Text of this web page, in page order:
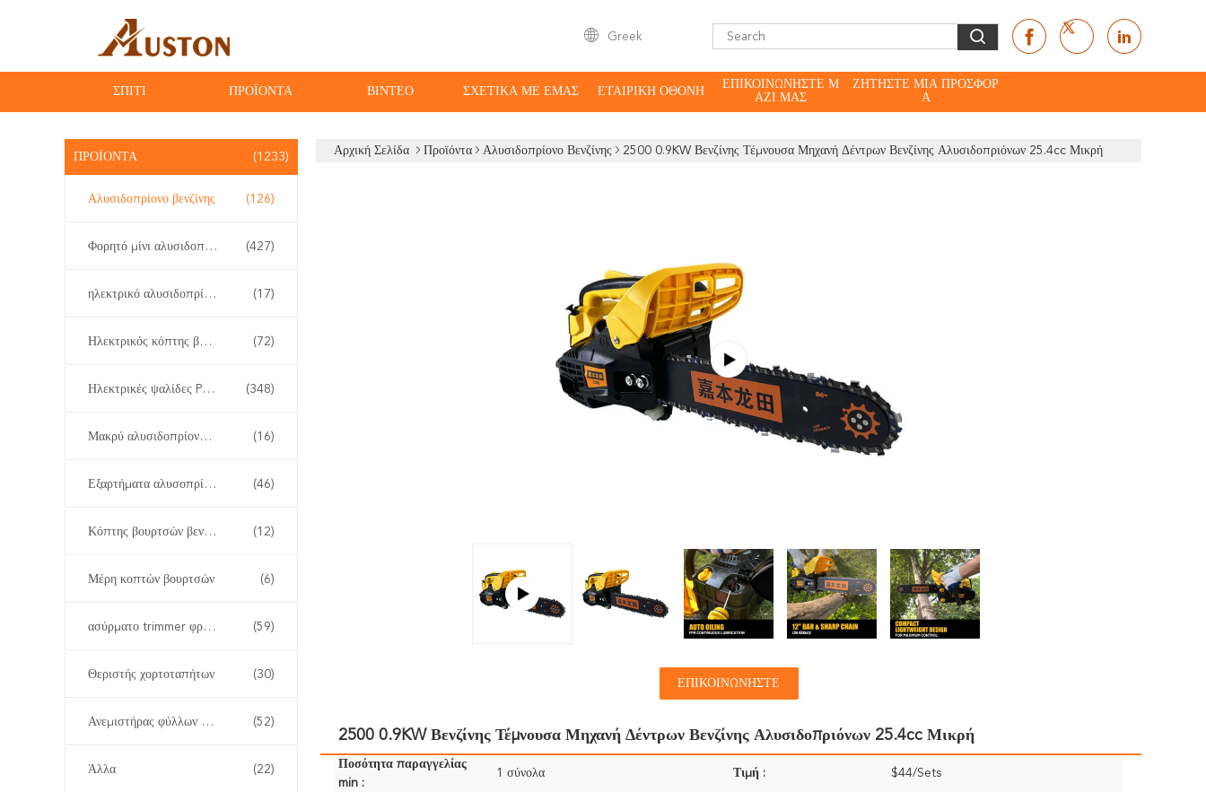
Greek
ΣΠΊΤΙ ΠΡΟΪΌΝΤΑ ΒΊΝΤΕΟ ΣΧΕΤΙΚΆ ΜΕ ΕΜΆΣ ΕΤΑΙΡΙΚΉ ΟΘΌΝΗ
ΕΠΙΚΟΙΝΩΝΉΣΤΕ Μ
ΑΖΊ ΜΑΣ
ΖΗΤΉΣΤΕ ΜΙΑ ΠΡΟΣΦΟΡ
Ά
ΠΡΟΪΌΝΤΑ (1233)
Αλυσιδοπρίονο βενζίνης (126)
Φορητό μίνι αλυσιδοπρίονο (427)
ηλεκτρικό αλυσιδοπρίονο (17)
Ηλεκτρικός κόπτης βουρτσών (72)
Ηλεκτρικές ψαλίδες Pruner (348)
Μακρύ αλυσιδοπρίονο Πολωνού (16)
Εξαρτήματα αλυσοπρίονου (46)
Κόπτης βουρτσών βενζίνης (12)
Μέρη κοπτών βουρτσών (6)
ασύρματο trimmer φρακτών (59)
Θεριστής χορτοταπήτων (30)
Ανεμιστήρας φύλλων και χιονιού (52)
Άλλα (22)
Αρχική Σελίδα Προϊόντα Αλυσιδοπρίονο Βενζίνης 2500 0.9KW Βενζίνης Τέμνουσα Μηχανή Δέντρων Βενζίνης Αλυσιδοπριόνων 25.4cc Μικρή
ΕΠΙΚΟΙΝΩΝΉΣΤΕ
2500 0.9KW Βενζίνης Τέμνουσα Μηχανή Δέντρων Βενζίνης Αλυσιδοπριόνων 25.4cc Μικρή
Ποσότητα παραγγελίας
min :
1 σύνολα Τιμή : $44/Sets